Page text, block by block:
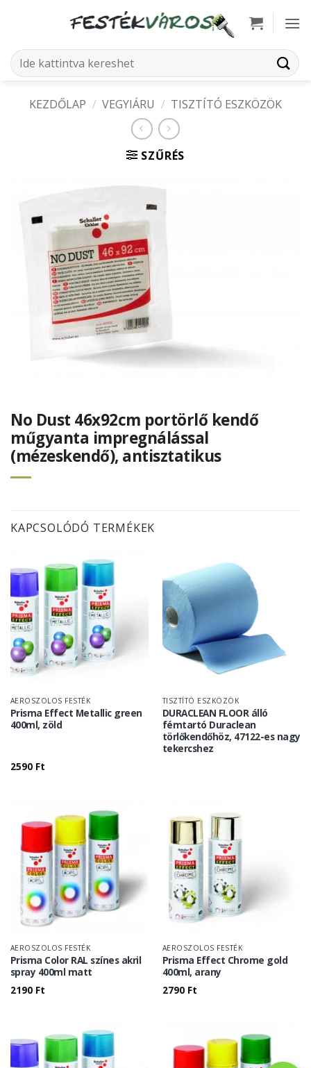
Keresés
a
KEZDŐLAP / VEGYIÁRU / TISZTÍTÓ ESZKÖZÖK
SZŰRÉS
No Dust 46x92cm portörlő kendő
műgyanta impregnálással
(mézeskendő), antisztatikus
KAPCSOLÓDÓ TERMÉKEK
AEROSZOLOS FESTÉK
Prisma Effect Metallic green
400ml, zöld
2590 Ft
TISZTÍTÓ ESZKÖZÖK
DURACLEAN FLOOR álló
fémtartó Duraclean
törlőkendőhöz, 47122-es nagy
tekercshez
AEROSZOLOS FESTÉK
Prisma Color RAL színes akril
spray 400ml matt
2190 Ft
AEROSZOLOS FESTÉK
Prisma Effect Chrome gold
400ml, arany
2790 Ft